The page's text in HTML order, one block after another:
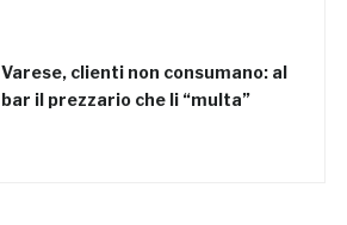
Varese, clienti non consumano: al
bar il prezzario che li “multa”